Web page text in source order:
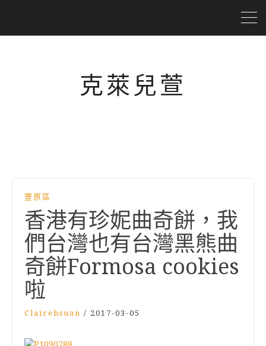
克萊兒萱
豐原區
香港有珍妮曲奇餅，我
們台灣也有台灣黑熊曲
奇餅Formosa cookies
啦
Clairehsuan / 2017-03-05